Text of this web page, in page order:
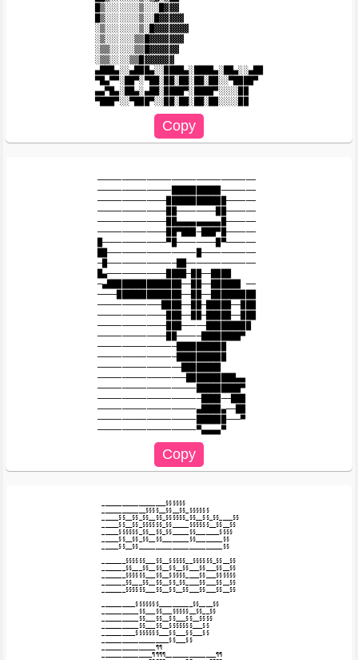
█▒░░░░░░░▒░░░█▓▓▓
█▒░░░░░░░▒░░█▓▓▓▓▓
░▒░░░░░░░▒░█▓▓▓▓▓▓▓
░▒░░░░░░▒▒█▓▓▓▓▓▓▓
░▒▒░░░░░▒▒█▓▓▓▓▓▓
░▒▒░░░░▒▒█▓▓▓▓▓▓
▄███▄░░▄███▄░░████▄░████▄░██▄░░▄██
▀█▄▀▀░██▀░▀██░██░██░██░██░░▀████▀
▄▄▀█▄░██▄░▄██░████▀░████▀░░░░██
────────────────────────────────
───────────────██████████───────
──────────────████████████──────
──────────────██────────██──────
──────────────██▄▄▄▄▄▄▄▄▄█──────
──────────────██▀███─███▀█──────
█─────────────▀█────────█▀──────
██──────────────────█───────────
─█──────────────██──────────────
█▄────────────████─██──████
─▄███████████████──██──██████ ──
────█████████████──██──█████████
─────────────████──██─█████──███
──────────────███──██─█████──███
──────────────███─────█████████
──────────────██─────████████▀
────────────────██████████
────────────────██████████
─────────────────████████
──────────────────██████████▄▄
────────────────────█████████▀
─────────────────────████──███
────────────────────▄████▄──██
────────────────────██████───▀
────────────────────▀▄▄▄▄▀
___________________§§§§§§
_____________§§§§__§§__§§_§§§§§§
_____§§__§§_§§__§§_§§§§§§_§§__§§_§§____§§
_____§§__§§_§§§§§§_§§_____§§§§§§__§§__§§
_____§§§§§§_§§__§§_§§_____§§_______§§§§
_____§§__§§_§§__§§________§§________§§
_____§§__§§_________________________§§
_______§§§§§§___§§__§§§§§__§§§§§§_§§__§§
_______§§___§§__§§__§§__§§___§§___§§__§§
_______§§§§§§___§§__§§§§§____§§___§§§§§§
_______§§___§§__§§__§§_§§____§§___§§__§§
_______§§§§§§___§§__§§__§§___§§___§§__§§
__________§§§§§§§__________§§____§§
___________§§___§§___§§§§§__§§__§§
___________§§___§§__§§___§§__§§§§
___________§§___§§__§§§§§§§___§§
__________§§§§§§§___§§___§§___§§
____________________§§___§§
________________¶¶
_______________¶¶¶¶_______________¶¶